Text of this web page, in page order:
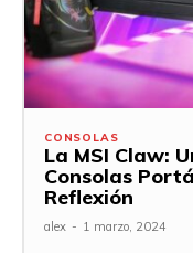
CONSOLAS
La MSI Claw:
Consolas
Reflexión
alex - 1 marzo, 2024